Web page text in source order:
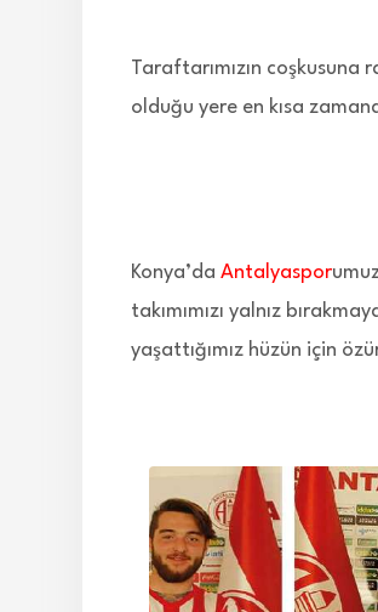
Taraftarımızın coşkusuna
olduğu yere en kısa
Konya’da Antalyaspor
takımımızı yalnız
yaşattığımız hüzün için